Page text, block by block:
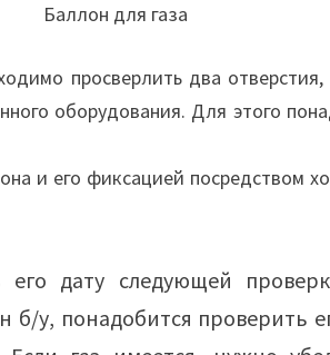
Баллон для газа
просверлить два
оборудования. Для этого
и его фиксацией посредством
его дату следующей
б/у, понадобится проверить